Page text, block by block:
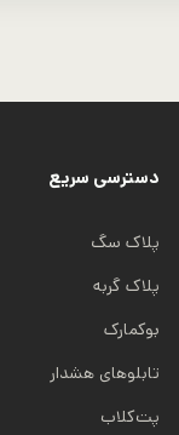
دسترسی سریع
پلاک سگ
پلاک گربه
بوکمارک
تابلوهای هشدار
پت‌کلاب